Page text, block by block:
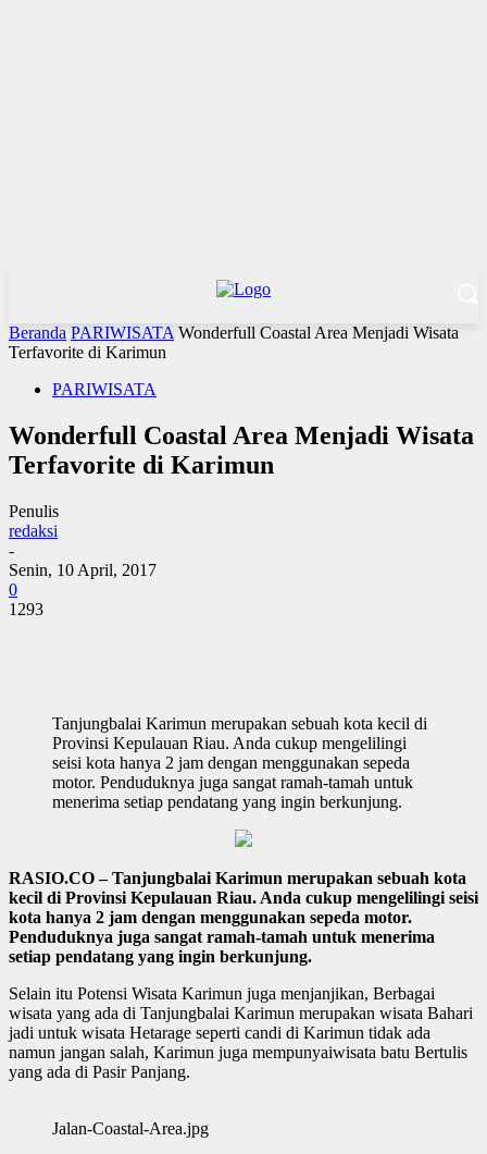
Beranda PARIWISATA Wonderfull Coastal Area Menjadi Wisata
Terfavorite di Karimun
PARIWISATA
Wonderfull Coastal Area Menjadi Wisata
Terfavorite di Karimun
Penulis
redaksi
-
Senin, 10 April, 2017
0
1293
Tanjungbalai Karimun merupakan sebuah kota kecil di
Provinsi Kepulauan Riau. Anda cukup mengelilingi
seisi kota hanya 2 jam dengan menggunakan sepeda
motor. Penduduknya juga sangat ramah-tamah untuk
menerima setiap pendatang yang ingin berkunjung.
RASIO.CO – Tanjungbalai Karimun merupakan sebuah kota
kecil di Provinsi Kepulauan Riau. Anda cukup mengelilingi seisi
kota hanya 2 jam dengan menggunakan sepeda motor.
Penduduknya juga sangat ramah-tamah untuk menerima
setiap pendatang yang ingin berkunjung.
Selain itu Potensi Wisata Karimun juga menjanjikan, Berbagai
wisata yang ada di Tanjungbalai Karimun merupakan wisata Bahari
jadi untuk wisata Hetarage seperti candi di Karimun tidak ada
namun jangan salah, Karimun juga mempunyaiwisata batu Bertulis
yang ada di Pasir Panjang.
Jalan-Coastal-Area.jpg